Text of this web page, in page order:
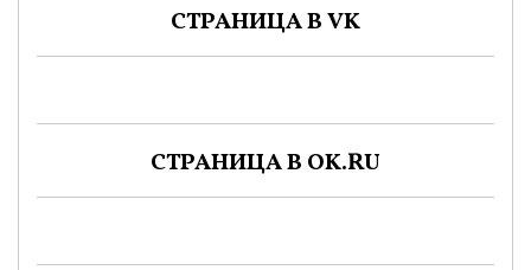
СТРАНИЦА В VK
СТРАНИЦА В OK.RU